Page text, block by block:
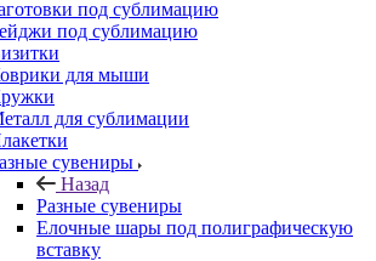
под сублимацию
под сублимацию
для мыши
для сублимации
сувениры
Назад
Разные сувениры
Елочные шары под полиграфическую
вставку